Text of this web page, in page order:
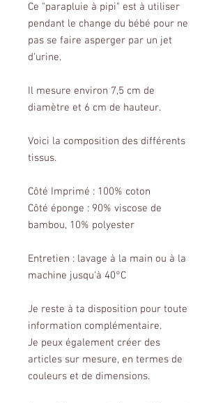
Ce "parapluie à pipi" est à utiliser
pendant le change du bébé pour ne
pas se faire asperger par un jet
d'urine.
Il mesure environ 7,5 cm de
diamètre et 6 cm de hauteur.
Voici la composition des différents
tissus.
Côté Imprimé : 100% coton
Côté éponge : 90% viscose de
bambou, 10% polyester
Entretien : lavage à la main ou à la
machine jusqu'à 40°C
Je reste à ta disposition pour toute
information complémentaire.
Je peux également créer des
articles sur mesure, en termes de
couleurs et de dimensions.